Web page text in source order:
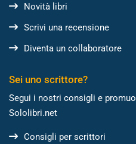
Novità libri
Scrivi una recensione
Diventa un collaboratore
Sei uno scrittore?
Segui i nostri consigli e
Sololibri.net
Consigli per scrittori